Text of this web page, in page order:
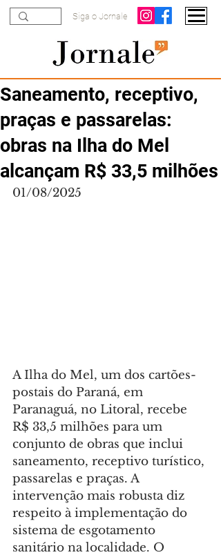
Siga o Jornale
Saneamento, receptivo,
praças e passarelas:
obras na Ilha do Mel
alcançam R$ 33,5 milhões
01/08/2025
A Ilha do Mel, um dos cartões-
postais do Paraná, em
Paranaguá, no Litoral, recebe
R$ 33,5 milhões para um
conjunto de obras que inclui
saneamento, receptivo turístico,
passarelas e praças. A
intervenção mais robusta diz
respeito à implementação do
sistema de esgotamento
sanitário na localidade. O